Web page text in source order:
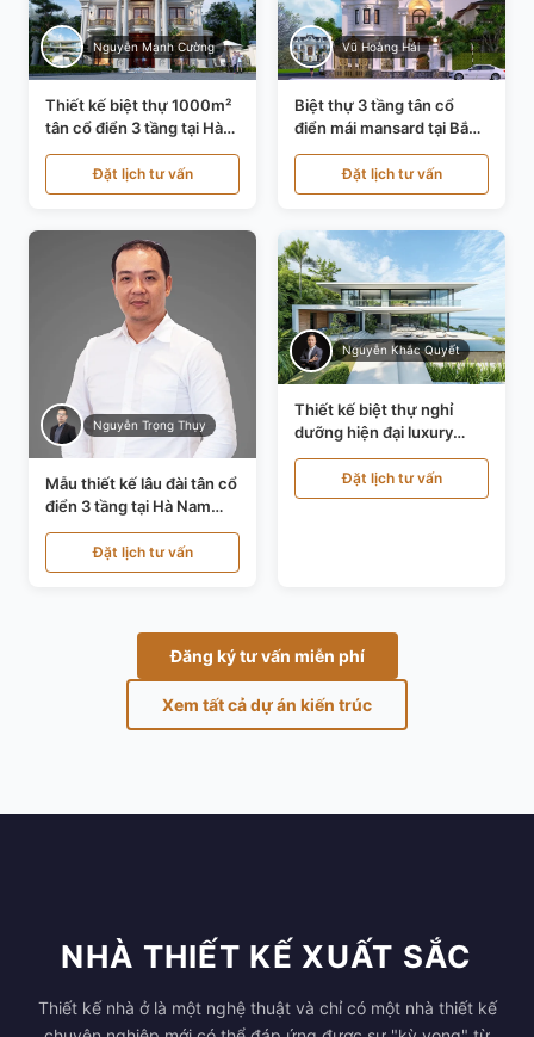
Nguyễn Mạnh Cường
Thiết kế biệt thự 1000m²
tân cổ điển 3 tầng tại Hà
Nội KT21010
Đặt lịch tư vấn
Vũ Hoàng Hải
Biệt thự 3 tầng tân cổ
điển mái mansard tại Bắc
Ninh KT21198
Đặt lịch tư vấn
Nguyễn Trọng Thụy
Mẫu thiết kế lâu đài tân cổ
điển 3 tầng tại Hà Nam
KT24821
Đặt lịch tư vấn
Nguyễn Khắc Quyết
Thiết kế biệt thự nghỉ
dưỡng hiện đại luxury
700m² tại Đà Nẵng
KT24616Đặt lịch tư vấn
Đăng ký tư vấn miễn phí
Xem tất cả dự án kiến trúc
NHÀ THIẾT KẾ XUẤT SẮC
Thiết kế nhà ở là một nghệ thuật và chỉ có một nhà thiết kế